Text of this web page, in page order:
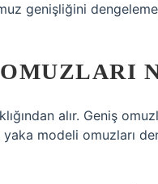
genişliğini
alır. Geniş
yaka modeli omuzları